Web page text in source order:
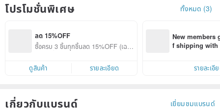
โปรโมชั่นพิเศษ ทั้งหมด (3)
ลด 15%OFF
ซื้อครบ 3 ชิ้นทุกชิ้นลด 15%OFF (เฉพา
ดูสินค้า
รายละเอียด
New members
f shipping
within 7 days!
รายละเอี
เกี่ยวกับแบรนด์ เยี่ยมชมแบรนด์